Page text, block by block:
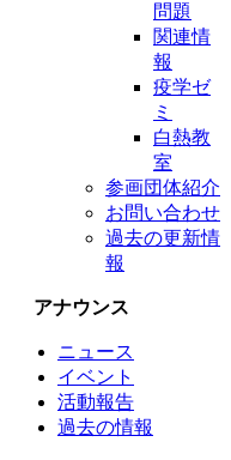
問題
関連情
報
疫学ゼ
ミ
白熱教
室
参画団体紹介
お問い合わせ
過去の更新情
報
アナウンス
ニュース
イベント
活動報告
過去の情報